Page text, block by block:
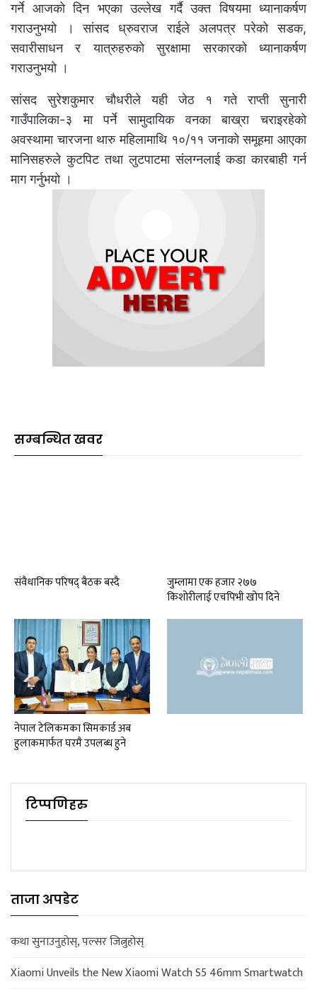
गर्ने आजको दिन भएका उल्लेख गर्दै उक्त विषयमा ध्यानाकर्षण
गराउनुभयो । सांसद ध्रुवराज राईले अलपत्र परेको सडक,
सवारीसाधन र यात्रुहरुको सुरक्षामा सरकारको ध्यानाकर्षण
गराउनुभयो ।
सांसद सुरेशकुमार चौधरीले यही जेठ १ गते राप्ती सुनारी
गाउँपालिका-३ मा पर्ने सामुदायिक वनका बाख्रा चराइरहेको
अवस्थामा चारजना थारु महिलामाथि १०/११ जनाको समूहमा आएका
मानिसहरुले कुटपिट तथा लुटपाटमा संलग्नलाई कडा कारबाही गर्न
माग गर्नुभयो ।
सम्बन्धित खवर
संवैधानिक परिषद् बैठक बस्दै
जुम्लामा एक हजार २७७
किशोरीलाई एचपिभी खोप दिने
नेपाल टेलिकमका सिमकार्ड अब
हुलाकमार्फत घरमै उपलब्ध हुने
टिप्पणिहरु
ताजा अपडेट
कथा सुनाउनुहोस्, पल्सर जित्नुहोस्
Xiaomi Unveils the New Xiaomi Watch S5 46mm Smartwatch